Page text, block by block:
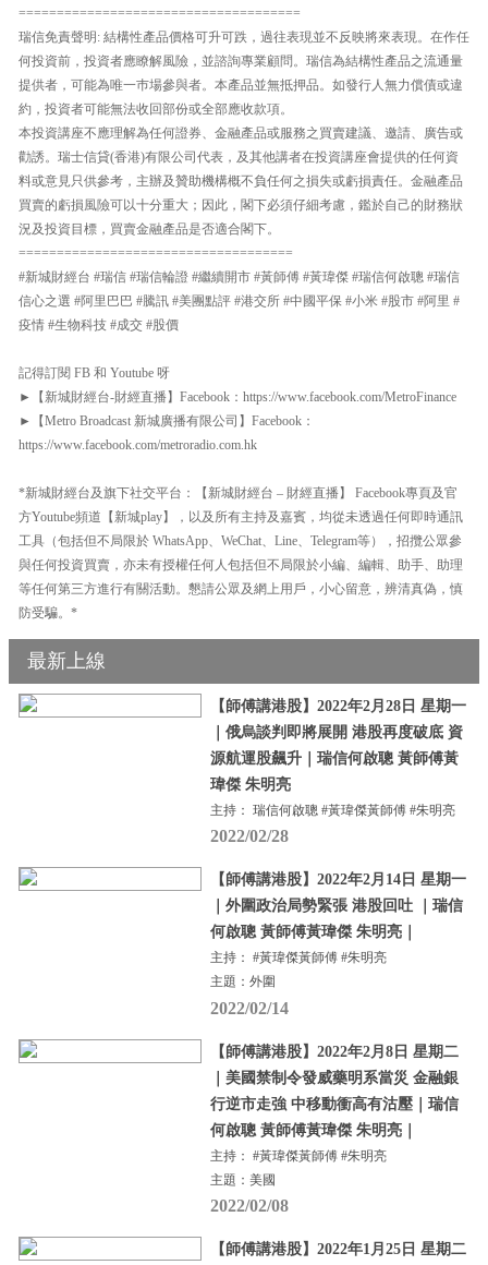
=====================================
瑞信免責聲明: 結構性產品價格可升可跌，過往表現並不反映將來表現。在作任
何投資前，投資者應瞭解風險，並諮詢專業顧問。瑞信為結構性產品之流通量
提供者，可能為唯一巿場參與者。本產品並無抵押品。如發行人無力償債或違
約，投資者可能無法收回部份或全部應收款項。
本投資講座不應理解為任何證券、金融產品或服務之買賣建議、邀請、廣告或
勸誘。瑞士信貸(香港)有限公司代表，及其他講者在投資講座會提供的任何資
料或意見只供參考，主辦及贊助機構概不負任何之損失或虧損責任。金融產品
買賣的虧損風險可以十分重大；因此，閣下必須仔細考慮，鑑於自己的財務狀
況及投資目標，買賣金融產品是否適合閣下。
====================================
#新城財經台 #瑞信 #瑞信輪證 #繼續開市 #黃師傅 #黃瑋傑 #瑞信何啟聰 #瑞信
信心之選 #阿里巴巴 #騰訊 #美團點評 #港交所 #中國平保 #小米 #股市 #阿里 #
疫情 #生物科技 #成交 #股價
記得訂閱 FB 和 Youtube 呀
►【新城財經台-財經直播】Facebook：https://www.facebook.com/MetroFinance
►【Metro Broadcast 新城廣播有限公司】Facebook：
https://www.facebook.com/metroradio.com.hk
*新城財經台及旗下社交平台：【新城財經台 – 財經直播】 Facebook專頁及官
方Youtube頻道【新城play】，以及所有主持及嘉賓，均從未透過任何即時通訊
工具（包括但不局限於 WhatsApp、WeChat、Line、Telegram等），招攬公眾參
與任何投資買賣，亦未有授權任何人包括但不局限於小編、編輯、助手、助理
等任何第三方進行有關活動。懇請公眾及網上用戶，小心留意，辨清真偽，慎
防受騙。*
最新上線
【師傅講港股】2022年2月28日 星期一
｜俄烏談判即將展開 港股再度破底 資
源航運股飆升｜瑞信何啟聰 黃師傅黃
瑋傑 朱明亮
主持： 瑞信何啟聰 #黃瑋傑黃師傅 #朱明亮
2022/02/28
【師傅講港股】2022年2月14日 星期一
｜外圍政治局勢緊張 港股回吐 ｜瑞信
何啟聰 黃師傅黃瑋傑 朱明亮｜
主持： #黃瑋傑黃師傅 #朱明亮
主題：外圍
2022/02/14
【師傅講港股】2022年2月8日 星期二
｜美國禁制令發威藥明系當災 金融銀
行逆市走強 中移動衝高有沽壓｜瑞信
何啟聰 黃師傅黃瑋傑 朱明亮｜
主持： #黃瑋傑黃師傅 #朱明亮
主題：美國
2022/02/08
【師傅講港股】2022年1月25日 星期二